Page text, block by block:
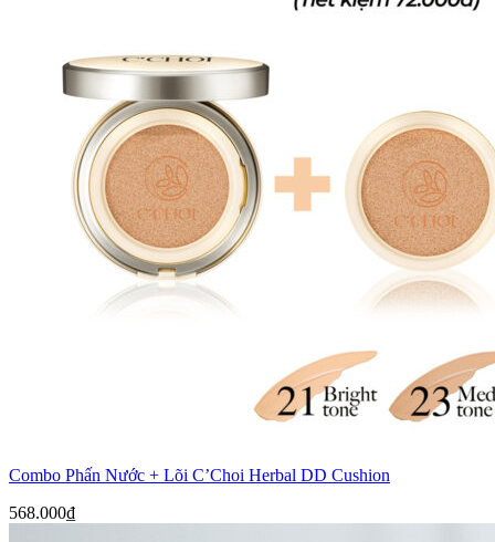
Combo Phấn Nước + Lõi C’Choi Herbal DD Cushion
568.000₫